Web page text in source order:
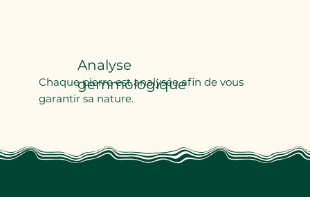
Analyse
gemmologique
Chaque pierre est analysée afin de vous
garantir sa nature.